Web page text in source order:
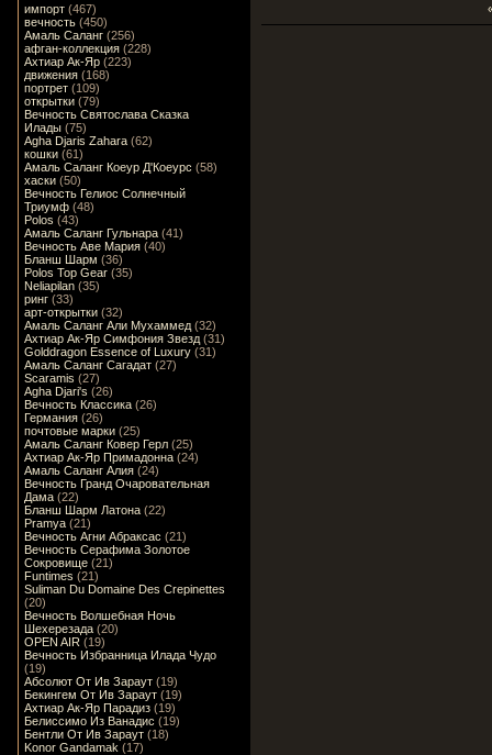
импорт (467)
вечность (450)
Амаль Саланг (256)
афган-коллекция (228)
Ахтиар Ак-Яр (223)
движения (168)
портрет (109)
открытки (79)
Вечность Святослава Сказка
Илады (75)
Agha Djaris Zahara (62)
кошки (61)
Амаль Саланг Коеур Д'Коеурс (58)
хаски (50)
Вечность Гелиос Солнечный
Триумф (48)
Polos (43)
Амаль Саланг Гульнара (41)
Вечность Аве Мария (40)
Бланш Шарм (36)
Polos Top Gear (35)
Neliapilan (35)
ринг (33)
арт-открытки (32)
Амаль Саланг Али Мухаммед (32)
Ахтиар Ак-Яр Симфония Звезд (31)
Golddragon Essence of Luxury (31)
Амаль Саланг Сагадат (27)
Scaramis (27)
Agha Djari's (26)
Вечность Классика (26)
Германия (26)
почтовые марки (25)
Амаль Саланг Ковер Герл (25)
Ахтиар Ак-Яр Примадонна (24)
Амаль Саланг Алия (24)
Вечность Гранд Очаровательная
Дама (22)
Бланш Шарм Латона (22)
Pramya (21)
Вечность Агни Абраксас (21)
Вечность Серафима Золотое
Сокровище (21)
Funtimes (21)
Suliman Du Domaine Des Crepinettes
(20)
Вечность Волшебная Ночь
Шехерезада (20)
OPEN AIR (19)
Вечность Избранница Илада Чудо
(19)
Абсолют От Ив Зараут (19)
Бекингем От Ив Зараут (19)
Ахтиар Ак-Яр Парадиз (19)
Белиссимо Из Ванадис (19)
Бентли От Ив Зараут (18)
Konor Gandamak (17)